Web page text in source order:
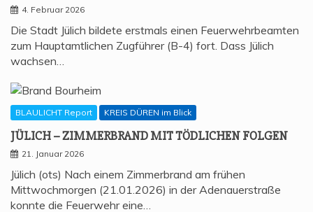
4. Februar 2026
Die Stadt Jülich bildete erstmals einen Feuerwehrbeamten
zum Hauptamtlichen Zugführer (B-4) fort. Dass Jülich
wachsen…
BLAULICHT Report KREIS DÜREN im Blick
JÜLICH – ZIM­MER­BRAND MIT TÖD­LI­CHEN FOLGEN
21. Januar 2026
Jülich (ots) Nach einem Zimmerbrand am frühen
Mittwochmorgen (21.01.2026) in der Adenauerstraße
konnte die Feuerwehr eine…